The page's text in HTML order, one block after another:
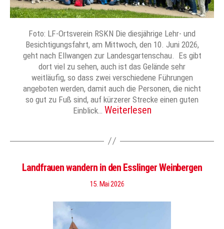
Foto: LF-Ortsverein RSKN Die diesjährige Lehr- und
Besichtigungsfahrt, am Mittwoch, den 10. Juni 2026,
geht nach Ellwangen zur Landesgartenschau. Es gibt
dort viel zu sehen, auch ist das Gelände sehr
weitläufig, so dass zwei verschiedene Führungen
angeboten werden, damit auch die Personen, die nicht
so gut zu Fuß sind, auf kürzerer Strecke einen guten
Einblick… Weiterlesen
Landfrauen wandern in den Esslinger Weinbergen
15. Mai 2026